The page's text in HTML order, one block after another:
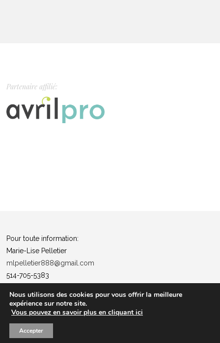
Partenaire affilié:
Pour toute information:
Marie-Lise Pelletier
mlpelletier888@gmail.com
514-705-5383
“Tous ensemble pour la santé”
Les entrées pour les événements ne sont pas remboursables
Nous utilisons des cookies pour vous offrir la meilleure
expérience sur notre site.
Vous pouvez en savoir plus en cliquant ici
Accepter